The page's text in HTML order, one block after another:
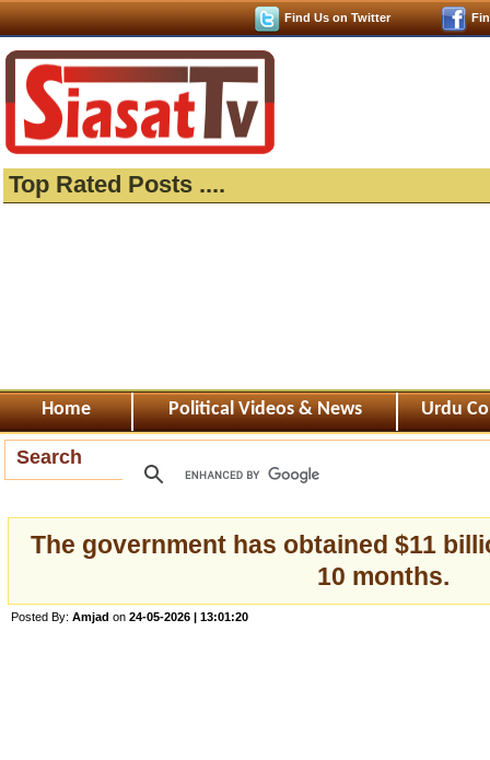
Find Us on Twitter
Top Rated Posts ....
Home Political Videos & News Urdu
Search
The government has obtained $11
10 months.
Posted By: Amjad on 24-05-2026 | 13:01:20